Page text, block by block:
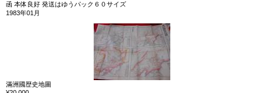
函 本体良好 発送はゆうパック６０サイズ
1983年01月
滿洲國歴史地圖